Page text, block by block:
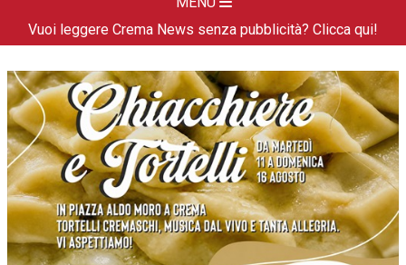
APPUNTAMENTI
CREMASCO
OROSCOPO
LA PIAZZA
ANIMALI
NECROLOGI
ACCEDI
Vuoi leggere Crema News senza pubblicità? Clicca qui!